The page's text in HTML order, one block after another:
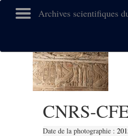
Archives scientifiques
CNRS-
Date de la photographie :